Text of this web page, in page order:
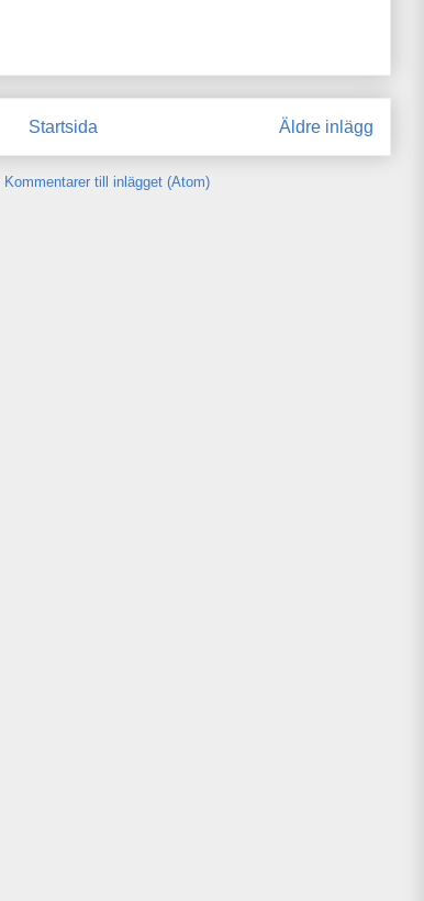
Äldre inlägg
Startsida
Kommentarer till inlägget (Atom)